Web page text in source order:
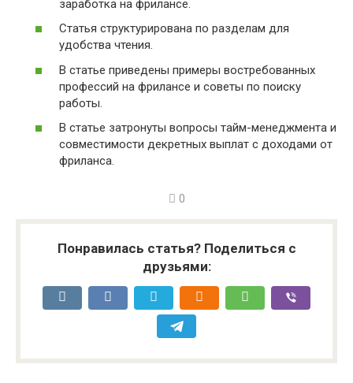
заработка на фрилансе.
Статья структурирована по разделам для
удобства чтения.
В статье приведены примеры востребованных
профессий на фрилансе и советы по поиску
работы.
В статье затронуты вопросы тайм-менеджмента и
совместимости декретных выплат с доходами от
фриланса.
0
Понравилась статья? Поделиться с
друзьями: